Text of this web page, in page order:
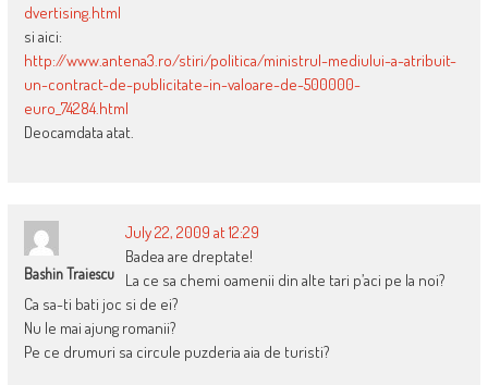
dvertising.html
si aici:
http://www.antena3.ro/stiri/politica/ministrul-mediului-a-atribuit-
un-contract-de-publicitate-in-valoare-de-500000-
euro_74284.html
Deocamdata atat.
Bashin Traiescu
July 22, 2009 at 12:29
Badea are dreptate!
La ce sa chemi oamenii din alte tari p’aci pe la noi?
Ca sa-ti bati joc si de ei?
Nu le mai ajung romanii?
Pe ce drumuri sa circule puzderia aia de turisti?